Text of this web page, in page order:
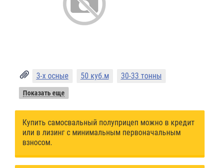
3-х осные 50 куб.м 30-33 тонны
Показать еще
Купить самосвальный полуприцеп можно в кредит
или в лизинг с минимальным первоначальным
взносом.